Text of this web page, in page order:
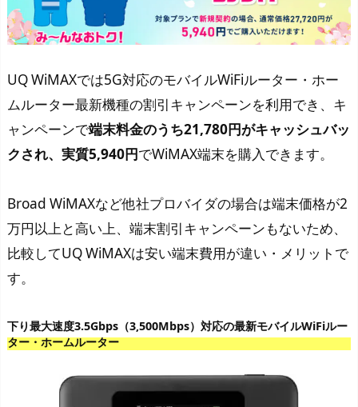
UQ WiMAXでは5G対応のモバイルWiFiルーター・ホー
ムルーター最新機種の割引キャンペーンを利用でき、キ
ャンペーンで端末料金のうち21,780円がキャッシュバッ
クされ、実質5,940円でWiMAX端末を購入できます。
Broad WiMAXなど他社プロバイダの場合は端末価格が2
万円以上と高い上、端末割引キャンペーンもないため、
比較してUQ WiMAXは安い端末費用が違い・メリットで
す。
下り最大速度3.5Gbps（3,500Mbps）対応の最新モバイルWiFiルー
ター・ホームルーター